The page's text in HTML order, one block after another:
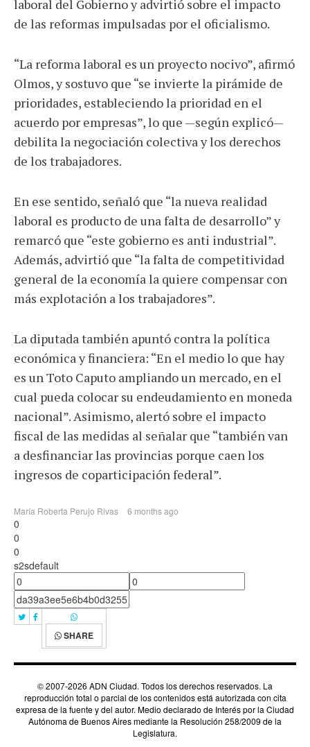
laboral del Gobierno y advirtió sobre el impacto
de las reformas impulsadas por el oficialismo.
“La reforma laboral es un proyecto nocivo”, afirmó
Olmos, y sostuvo que “se invierte la pirámide de
prioridades, estableciendo la prioridad en el
acuerdo por empresas”, lo que —según explicó—
debilita la negociación colectiva y los derechos
de los trabajadores.
En ese sentido, señaló que “la nueva realidad
laboral es producto de una falta de desarrollo” y
remarcó que “este gobierno es anti industrial”.
Además, advirtió que “la falta de competitividad
general de la economía la quiere compensar con
más explotación a los trabajadores”.
La diputada también apuntó contra la política
económica y financiera: “En el medio lo que hay
es un Toto Caputo ampliando un mercado, en el
cual pueda colocar su endeudamiento en moneda
nacional”. Asimismo, alertó sobre el impacto
fiscal de las medidas al señalar que “también van
a desfinanciar las provincias porque caen los
ingresos de coparticipación federal”.
María Roberta Perujo Rivas 6 months ago
0
0
0
s2sdefault
SHARE
© 2007-2026 ADN Ciudad. Todos los derechos reservados. La
reproducción total o parcial de los contenidos está autorizada con cita
expresa de la fuente y del autor. Medio declarado de Interés por la Ciudad
Autónoma de Buenos Aires mediante la Resolución 258/2009 de la
Legislatura.